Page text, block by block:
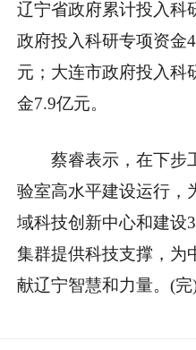
辽宁省政府累计投入科
政府投入科研专项资金
元；大连市政府投入科
金7.9亿元。
蔡睿表示，在下步
验室高水平建设运行，
域科技创新中心和建设
集群提供科技支撑，为
献辽宁智慧和力量。(完